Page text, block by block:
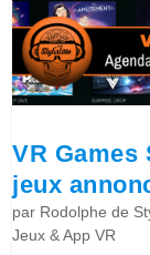
VR Games
jeux
par Rodolphe de
Jeux & App VR